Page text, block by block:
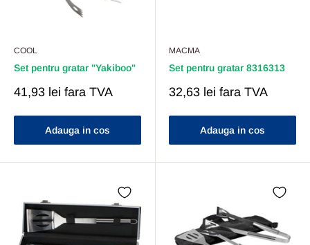
COOL
Set pentru gratar "Yakiboo"
Pret
41,93 lei fara TVA
Adauga in cos
MACMA
Set pentru gratar 8316313
Pret
32,63 lei fara TVA
Adauga in cos